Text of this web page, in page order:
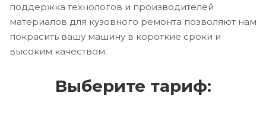
поддержка технологов и производителей
материалов для кузовного ремонта позволяют нам
покрасить вашу машину в короткие сроки и
высоким качеством.
Выберите тариф: